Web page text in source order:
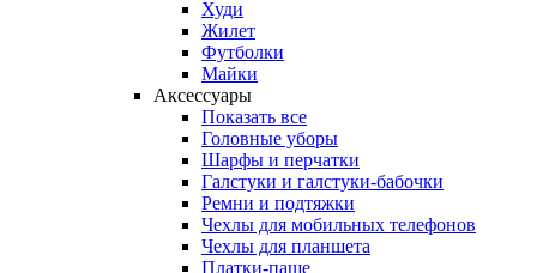
Худи
Жилет
Футболки
Майки
Аксессуары
Показать все
Головные уборы
Шарфы и перчатки
Галстуки и галстуки-бабочки
Ремни и подтяжки
Чехлы для мобильных телефонов
Чехлы для планшета
Платки-паше